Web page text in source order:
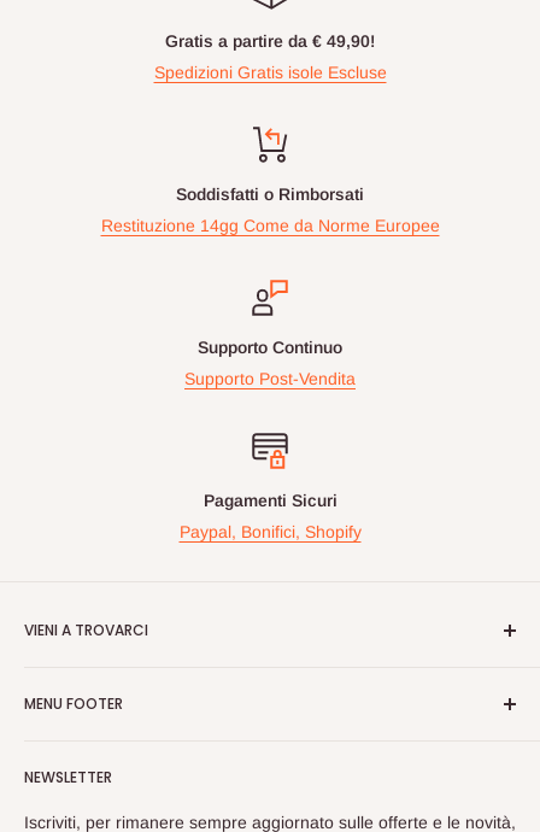
Gratis a partire da € 49,90!
Spedizioni Gratis isole Escluse
Soddisfatti o Rimborsati
Restituzione 14gg Come da Norme Europee
Supporto Continuo
Supporto Post-Vendita
Pagamenti Sicuri
Paypal, Bonifici, Shopify
VIENI A TROVARCI
Nelle maggiori fiere Geek/Fumetti/Videogiochi, Italiane ed
vantaggiosi sulle nuove uiscite.
Passate a trovarci, cosi da poterci conoscere dal vivo e
MENU FOOTER
Spedizioni
Privacy
NEWSLETTER
Iscriviti, per rimanere sempre aggiornato sulle offerte e le novità,